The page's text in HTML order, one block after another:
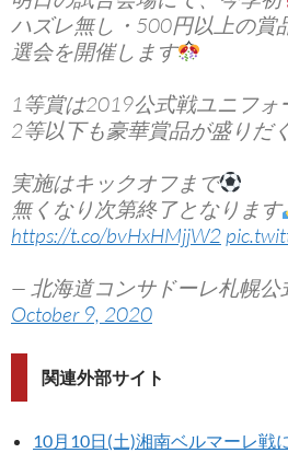
ハズレ無し・500円以上の賞
選会を開催します
1等賞は2019公式戦ユニフォ
2等以下も豪華賞品が盛りだ
実施はキックオフまで
無くなり次第終了となります
https://t.co/bvHxHMjjW2
— 北海道コンサドーレ札幌公
October 9, 2020
関連外部サイト
10月10日(土)湘南ベルマーレ戦